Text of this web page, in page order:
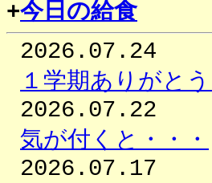
+今日の給食
2026.07.24
１学期ありがと
2026.07.22
気が付くと・・・
2026.07.17